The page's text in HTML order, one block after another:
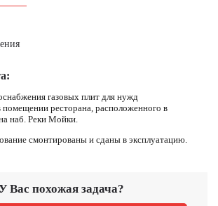
газовых плит для нужд
ресторана, расположенного в
наб. Реки Мойки.
смонтированы и сданы в эксплуатацию.
Вас похожая задача?